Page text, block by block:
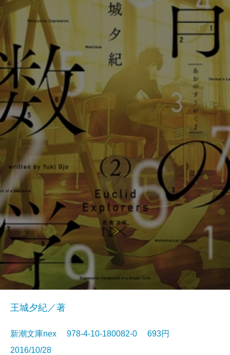
王城夕紀／著
新潮文庫nex 978-4-10-180082-0 693円
2016/10/28